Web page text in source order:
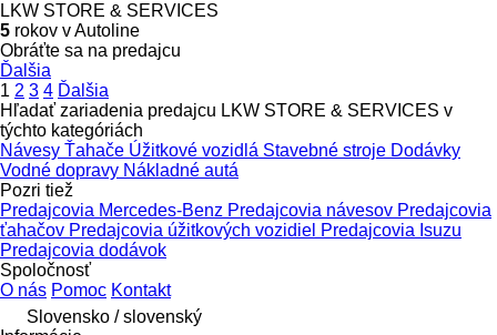
LKW STORE & SERVICES
5 rokov v Autoline
Obráťte sa na predajcu
Ďalšia
1 2 3 4 Ďalšia
Hľadať zariadenia predajcu LKW STORE & SERVICES v
týchto kategóriách
Návesy Ťahače Úžitkové vozidlá Stavebné stroje Dodávky
Vodné dopravy Nákladné autá
Pozri tiež
Predajcovia Mercedes-Benz Predajcovia návesov Predajcovia
ťahačov Predajcovia úžitkových vozidiel Predajcovia Isuzu
Predajcovia dodávok
Spoločnosť
O nás Pomoc Kontakt
Slovensko / slovenský